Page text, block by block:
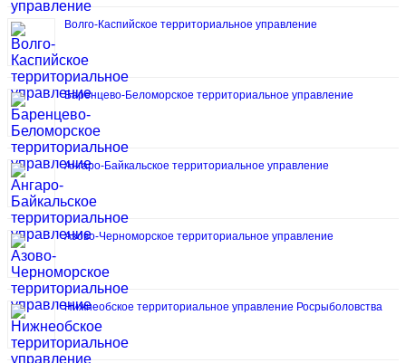
Волго-Каспийское территориальное управление
Баренцево-Беломорское территориальное управление
Ангаро-Байкальское территориальное управление
Азово-Черноморское территориальное управление
Нижнеобское территориальное управление Росрыболовства